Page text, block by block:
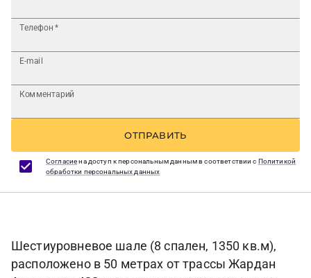
Телефон *
E-mail
Комментарий
ОТПРАВИТЬ
Согласиена доступ к персональным данным в соответствии с Политикой
обработки персональных данных
Шестиуровневое шале (8 спален, 1350 кв.м),
расположено в 50 метрах от трассы Жардан